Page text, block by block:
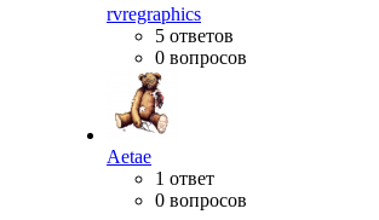
rvregraphics
5 ответов
0 вопросов
Aetae
1 ответ
0 вопросов